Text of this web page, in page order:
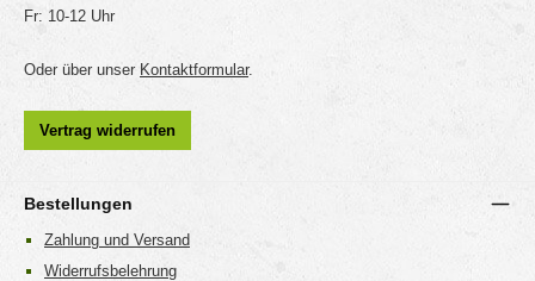
Fr: 10-12 Uhr
Oder über unser Kontaktformular.
Vertrag widerrufen
Bestellungen
Zahlung und Versand
Widerrufsbelehrung